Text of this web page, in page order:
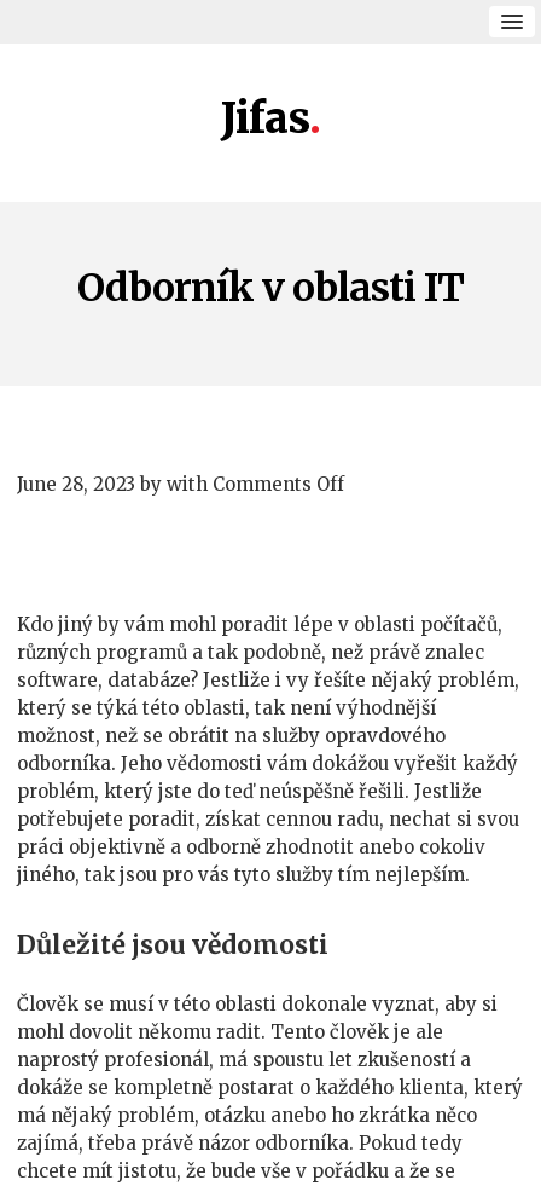
Jifas
Odborník v oblasti IT
June 28, 2023 bywith Comments Offon
Kdo jiný by vám mohl poradit lépe v oblasti počítačů,
různých programů a tak podobně, než právěznalec
software, databáze? Jestliže i vy řešíte nějaký problém,
který se týká této oblasti, tak není výhodnější
možnost, než se obrátit na služby opravdového
odborníka. Jeho vědomosti vám dokážou vyřešit každý
problém, který jste do teď neúspěšně řešili. Jestliže
potřebujete poradit, získat cennou radu, nechat si svou
práci objektivně a odborně zhodnotit anebo cokoliv
jiného, tak jsou pro vás tyto služby tím nejlepším.
Důležité jsou vědomosti
Člověk se musí v této oblasti dokonale vyznat, aby si
mohl dovolit někomu radit. Tento člověk je ale
naprostý profesionál, má spoustu let zkušeností a
dokáže se kompletně postarat o každého klienta, který
má nějaký problém, otázku anebo ho zkrátka něco
zajímá, třeba právě názor odborníka. Pokud tedy
chcete mít jistotu, že bude vše v pořádku a že se